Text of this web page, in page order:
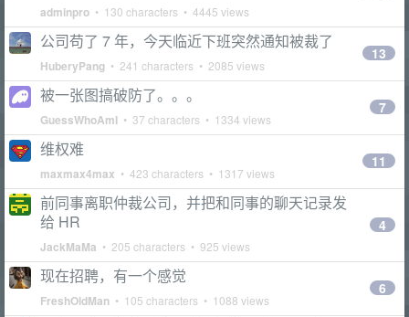
adminpro • 130 characters • 4445 views
公司苟了 7 年，今天临近下班突然通知被裁了
HuberyPang • 241 characters • 2085 views
13
被一张图搞破防了。。。
GuessWhoAmI • 37 characters • 1334 views
7
维权难
maxmax4max • 423 characters • 1317 views
11
前同事离职仲裁公司，并把和同事的聊天记录发
给 HR
JackMaMa • 205 characters • 925 views
4
现在招聘，有一个感觉
FreshOldMan • 105 characters • 1088 views
6